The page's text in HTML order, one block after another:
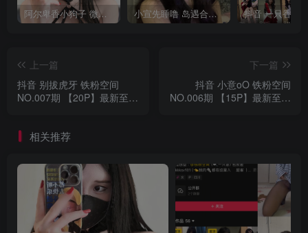
阿尔卑香小狗子 微密圈合集[40套][持续更新2023.12.14] 小宣先睡噜 岛遇合集[持续更新2025.08.27]
上一篇
抖音 别拔虎牙 铁粉空间
NO.007期 【20P】最新至：
下一篇
抖音 小意oO 铁粉空间
NO.006期 【15P】最新至：
相关推荐